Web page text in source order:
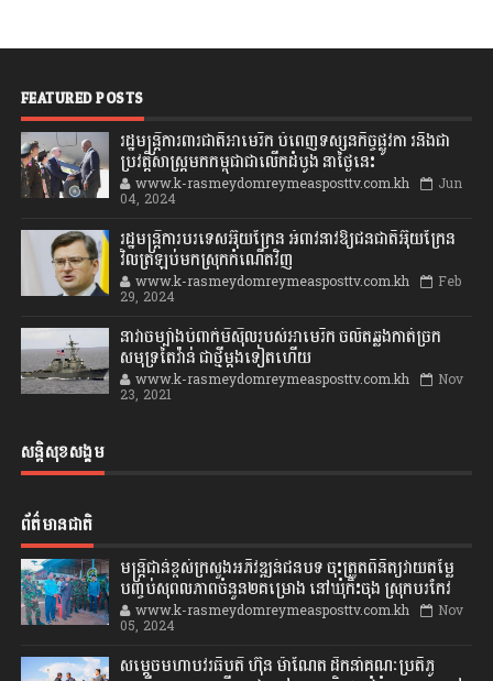
FEATURED POSTS
រដ្ឋមន្រ្តីការពារជាតិអាមេរិក បំពេញទស្សនកិច្ចផ្លូវកា រនិងជា
ប្រវត្តិសាស្រ្តមកកម្ពុជាជាលើកដំបូង នាថ្ងៃនេះ
www.k-rasmeydomreymeasposttv.com.kh Jun
04, 2024
រដ្ឋមន្ត្រីការបរទេសអ៊ុយក្រែន អំពាវនាវឱ្យជនជាតិអ៊ុយក្រែន
វិលត្រឡប់មកស្រុកកំណើតវិញ
www.k-rasmeydomreymeasposttv.com.kh Feb
29, 2024
នាវាចម្បាំងបំពាក់មីស៊ីលរបស់អាមេរិក ចល័តឆ្លងកាត់ច្រក
សមុទ្រតៃវ៉ាន់ ជាថ្មីម្តងទៀតហើយ
www.k-rasmeydomreymeasposttv.com.kh Nov
23, 2021
សន្តិសុខសង្គម
ព័ត៌មានជាតិ
មន្ត្រីជាន់ខ្ពស់ក្រសួងអភិវឌ្ឍន៍ជនបទ ចុះត្រួតពិនិត្យវាយតម្លៃ
បញ្ចប់សុពលភាពចំនួន២គម្រោង នៅឃុំកិះចុង ស្រុកបរកែវ
www.k-rasmeydomreymeasposttv.com.kh Nov
05, 2024
សម្តេចមហាបវរធិបតី ហ៊ុន ម៉ាណែត ដឹកនាំគណៈប្រតិភូ